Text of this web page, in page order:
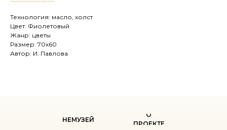
Технология: масло, холст
Цвет: Фиолетовый
Жанр: цветы
Размер: 70х60
Автор: И. Павлова
НЕМУЗЕЙ
О
ПРОЕКТЕ